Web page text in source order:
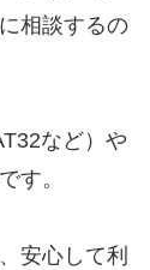
相談するの
など）や
す。
安心して利